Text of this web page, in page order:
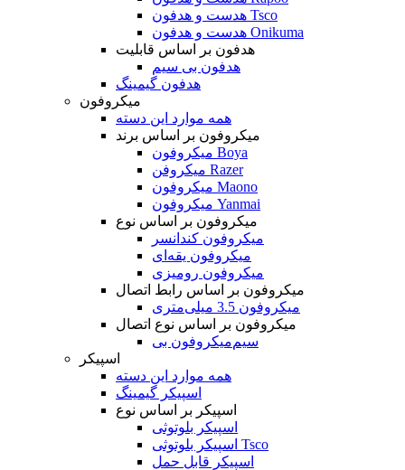
هدست و هدفون Tsco
هدست و هدفون Onikuma
هدفون بر اساس قابلیت
هدفون بی سیم
هدفون گیمینگ
میکروفون
همه موارد این دسته
میکروفون بر اساس برند
میکروفون Boya
میکروفن Razer
میکروفون Maono
میکروفون Yanmai
میکروفون بر اساس نوع
میکروفون کندانسر
میکروفون یقه‌ای
میکروفون رومیزی
میکروفون بر اساس رابط اتصال
میکروفون 3.5 میلی‌متری
میکروفون بر اساس نوع اتصال
میکروفون بی‌‎سیم
اسپیکر
همه موارد این دسته
اسپیکر گیمینگ
اسپیکر بر اساس نوع
اسپیکر بلوتوثی
اسپیکر بلوتوثی Tsco
اسپیکر قابل حمل